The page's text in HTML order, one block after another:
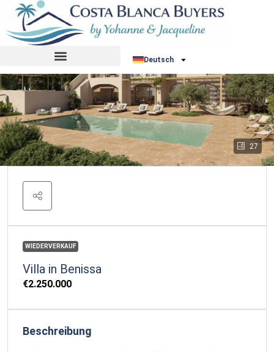
Deutsch
27
WIEDERVERKAUF
Villa in Benissa
€2.250.000
Beschreibung